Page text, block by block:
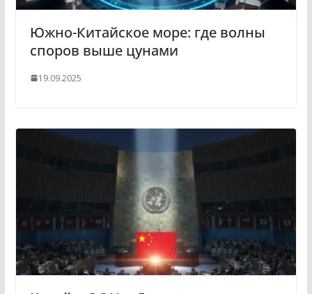
Южно-Китайское море: где волны
споров выше цунами
19.09.2025